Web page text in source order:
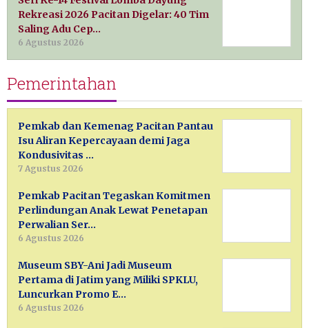
Rekreasi 2026 Pacitan Digelar: 40 Tim
Saling Adu Cep…
6 Agustus 2026
Pemerintahan
Pemkab dan Kemenag Pacitan Pantau
Isu Aliran Kepercayaan demi Jaga
Kondusivitas …
7 Agustus 2026
Pemkab Pacitan Tegaskan Komitmen
Perlindungan Anak Lewat Penetapan
Perwalian Ser…
6 Agustus 2026
Museum SBY-Ani Jadi Museum
Pertama di Jatim yang Miliki SPKLU,
Luncurkan Promo E…
6 Agustus 2026